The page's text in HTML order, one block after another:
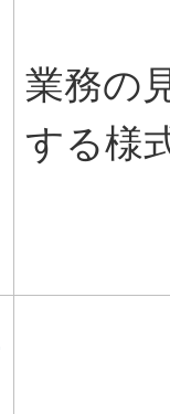
業務の
する様